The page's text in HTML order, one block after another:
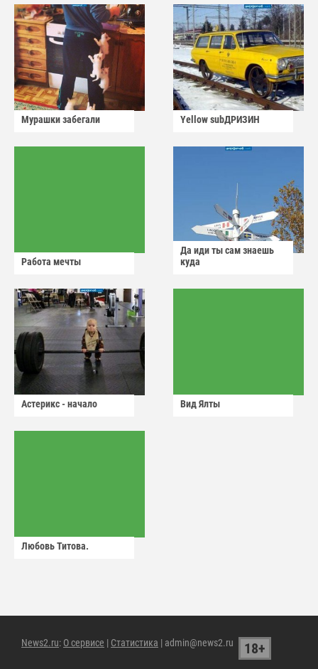
Мурашки забегали Yellow subДРИЗИН
Работа мечты
Да иди ты сам знаешь
куда
Астерикс - начало Вид Ялты
Любовь Титова.
News2.ru: О сервисе | Статистика | admin@news2.ru 18+